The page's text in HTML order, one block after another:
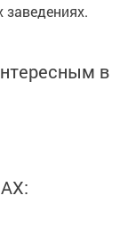
заведениях.
в